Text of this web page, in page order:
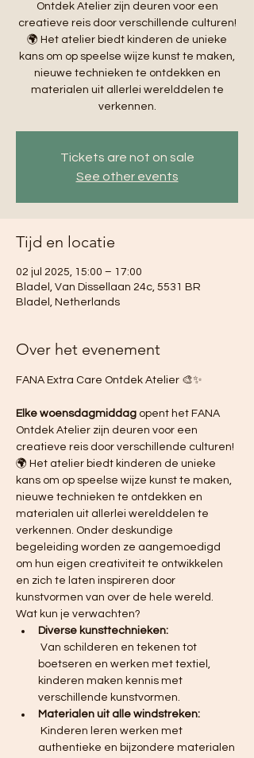
Ontdek Atelier zijn deuren voor een
creatieve reis door verschillende culturen!
🌍 Het atelier biedt kinderen de unieke
kans om op speelse wijze kunst te maken,
nieuwe technieken te ontdekken en
materialen uit allerlei werelddelen te
verkennen.
Tickets are not on sale
See other events
Tijd en locatie
02 jul 2025, 15:00 – 17:00
Bladel, Van Dissellaan 24c, 5531 BR
Bladel, Netherlands
Over het evenement
FANA Extra Care Ontdek Atelier 🎨✨
Elke woensdagmiddag opent het FANA
Ontdek Atelier zijn deuren voor een
creatieve reis door verschillende culturen!
🌍 Het atelier biedt kinderen de unieke
kans om op speelse wijze kunst te maken,
nieuwe technieken te ontdekken en
materialen uit allerlei werelddelen te
verkennen. Onder deskundige
begeleiding worden ze aangemoedigd
om hun eigen creativiteit te ontwikkelen
en zich te laten inspireren door
kunstvormen van over de hele wereld.
Wat kun je verwachten?
Diverse kunsttechnieken:
boetseren en werken met textiel,
kinderen maken kennis met
verschillende kunstvormen.
Materialen uit alle windstreken:
authentieke en bijzondere materialen